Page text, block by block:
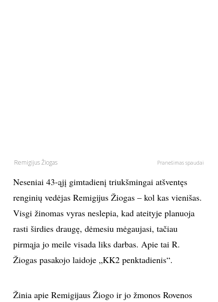
KULTŪRA
LAISVALAIKIS
KINAS
Remigijus Žiogas Pranešimas spaudai
Neseniai 43-ąjį gimtadienį triukšmingai atšventęs
renginių vedėjas Remigijus Žiogas – kol kas vienišas.
Visgi žinomas vyras neslepia, kad ateityje planuoja
rasti širdies draugę, dėmesiu mėgaujasi, tačiau
pirmąja jo meile visada liks darbas. Apie tai R.
Žiogas pasakojo laidoje „KK2 penktadienis“.
Žinia apie Remigijaus Žiogo ir jo žmonos Rovenos